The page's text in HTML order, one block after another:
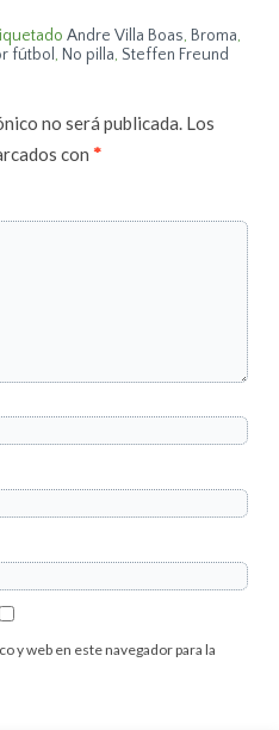
Andre Villa Boas, Broma,
fútbol, No pilla, Steffen Freund
no será publicada. Los
con*
y web en este navegador para la